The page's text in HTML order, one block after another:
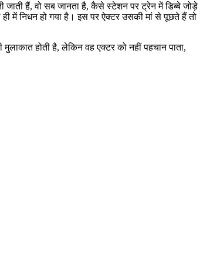
हैं, वो सब जानता है, कैसे स्टेशन पर ट्रेन में डिब्बे जोड़े
में निधन हो गया है। इस पर ऐक्टर उसकी मां से पूछते हैं तो
होती है, लेकिन वह एक्टर को नहीं पहचान पाता,